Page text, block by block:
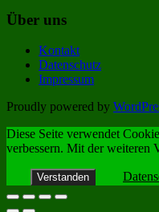
Über uns
Kontakt
Datenschutz
Impressum
Proudly powered by
Diese Seite verwendet
verbessern. Mit der weiteren
Verstanden